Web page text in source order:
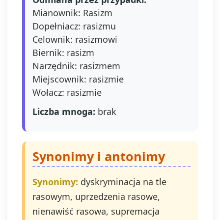
wniesienia
sprzeciwu wobec
przetwarzania, a
także prawo do
wniesienia skargi
do organu
nadzorczego. Masz
prawo wycofać
dowolnym
momencie, bez
wpływu na
którego dokonano
na podstawie zgody
przed jej
wycofaniem.
Wycofanie zgody
jest możliwe
Mianownik: Rasizm
Dopełniacz: rasizmu
Celownik: rasizmowi
Biernik: rasizm
Narzędnik: rasizmem
Miejscownik: rasizmie
Wołacz: rasizmie
Liczba mnoga: brak
Synonimy i antonimy
Synonimy: dyskryminacja na tle
rasowym, uprzedzenia rasowe,
nienawiść rasowa, supremacja